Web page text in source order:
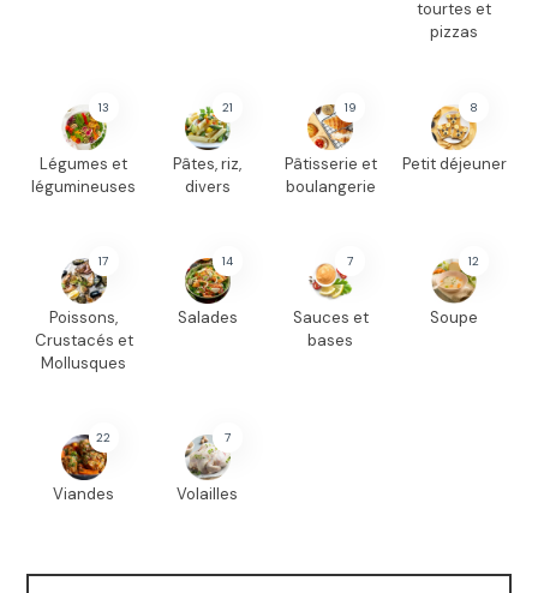
tourtes et
pizzas
13
Légumes et
légumineuses
21
Pâtes, riz,
divers
19
Pâtisserie et
boulangerie
8
Petit déjeuner
17
Poissons,
Crustacés et
Mollusques
14
Salades
7
Sauces et
bases
12
Soupe
22
Viandes
7
Volailles